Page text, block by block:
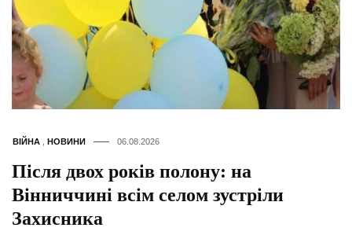
ВІЙНА НОВИНИ 06.08.2026
Після двох років полону: на
Вінниччині всім селом зустріли
Захисника